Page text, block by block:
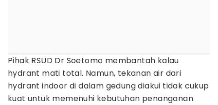
Pihak RSUD Dr Soetomo membantah kalau
hydrant mati total. Namun, tekanan air dari
hydrant indoor di dalam gedung diakui tidak cukup
kuat untuk memenuhi kebutuhan penanganan